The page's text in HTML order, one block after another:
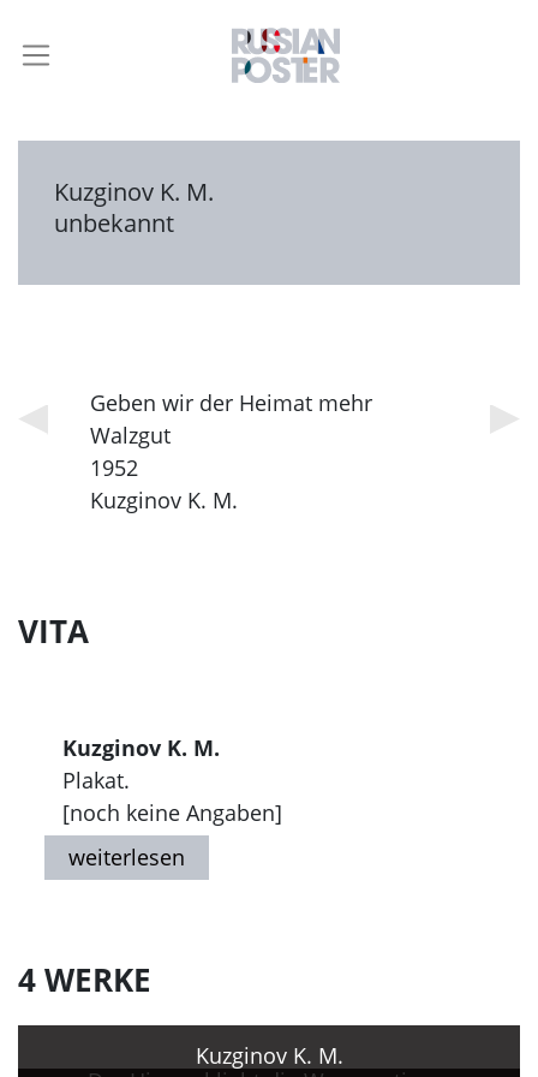
Kuzginov K. M.
unbekannt
Geben wir der Heimat mehr
Walzgut
1952
Kuzginov K. M.
VITA
Kuzginov K. M.
Plakat.
[noch keine Angaben]
4 WERKE
Kuzginov K. M.